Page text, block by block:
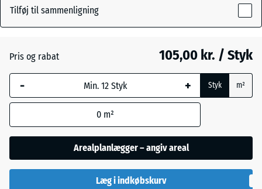
Himmelblå
- 7,00 kr.
+ 17,00 kr.
Den valgte,
blåmarkerede
dimension
anvendes til
(medmindre andet
produktdataene).
Tilføj til sammenligning
Pris og rabat 105,00 kr. / Styk
- + Styk m²
0 m²
Arealplanlægger – angiv areal
Læg i indkøbskurv